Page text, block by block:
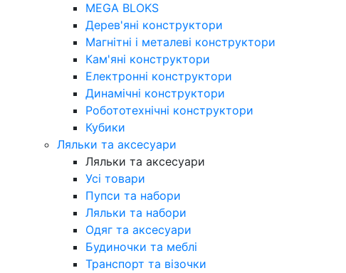
MEGA BLOKS
Дерев'яні конструктори
Магнітні і металеві конструктори
Кам'яні конструктори
Електронні конструктори
Динамічні конструктори
Робототехнічні конструктори
Кубики
Ляльки та аксесуари
Ляльки та аксесуари
Усі товари
Пупси та набори
Ляльки та набори
Одяг та аксесуари
Будиночки та меблі
Транспорт та візочки